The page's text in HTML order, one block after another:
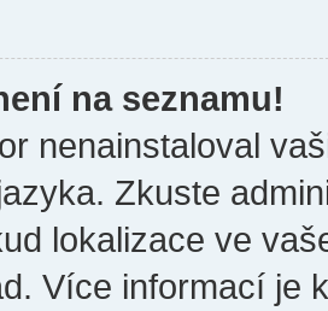
na seznamu!
nenainstaloval
Zkuste
lokalizace ve
Více informací je